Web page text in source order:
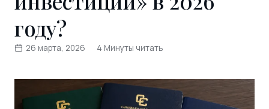
году?
26 марта, 2026 4 Минуты читать